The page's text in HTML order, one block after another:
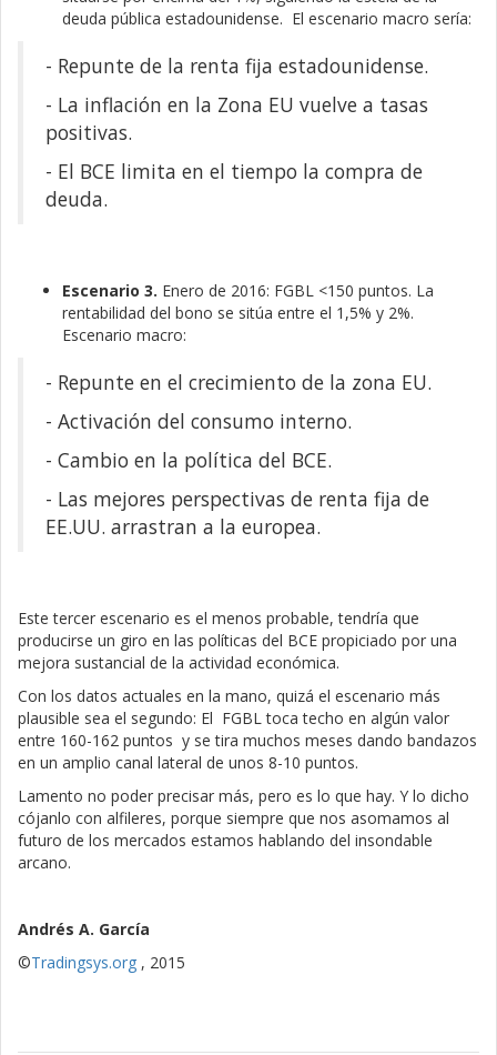
deuda pública estadounidense. El escenario macro sería:
- Repunte de la renta fija estadounidense.
- La inflación en la Zona EU vuelve a tasas
positivas.
- El BCE limita en el tiempo la compra de
deuda.
Escenario 3. Enero de 2016: FGBL <150 puntos. La
rentabilidad del bono se sitúa entre el 1,5% y 2%.
Escenario macro:
- Repunte en el crecimiento de la zona EU.
- Activación del consumo interno.
- Cambio en la política del BCE.
- Las mejores perspectivas de renta fija de
EE.UU. arrastran a la europea.
Este tercer escenario es el menos probable, tendría que
producirse un giro en las políticas del BCE propiciado por una
mejora sustancial de la actividad económica.
Con los datos actuales en la mano, quizá el escenario más
plausible sea el segundo: El FGBL toca techo en algún valor
entre 160-162 puntos y se tira muchos meses dando bandazos
en un amplio canal lateral de unos 8-10 puntos.
Lamento no poder precisar más, pero es lo que hay. Y lo dicho
cójanlo con alfileres, porque siempre que nos asomamos al
futuro de los mercados estamos hablando del insondable
arcano.
Andrés A. García
©Tradingsys.org , 2015